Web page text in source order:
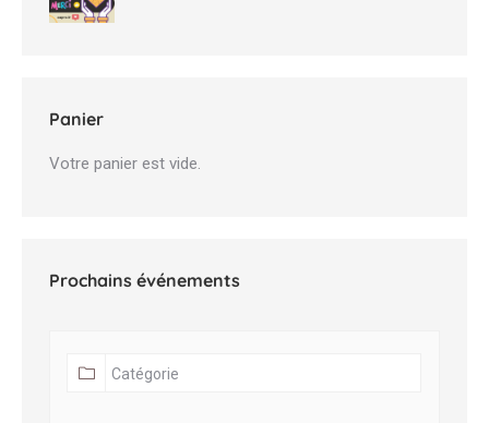
Panier
Votre panier est vide.
Prochains événements